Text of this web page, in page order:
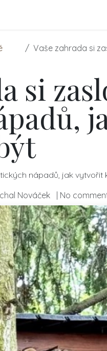
Vaše zahrada si
si
nápadů, jak vytvořit
Nováček | No